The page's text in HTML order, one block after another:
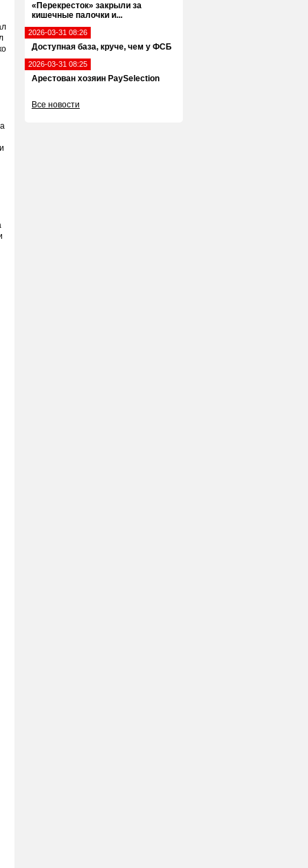
«Перекресток» закрыли за
кишечные палочки и...
2026-03-31 08:26
Доступная база, круче, чем у ФСБ
2026-03-31 08:25
Арестован хозяин PaySelection
Все новости